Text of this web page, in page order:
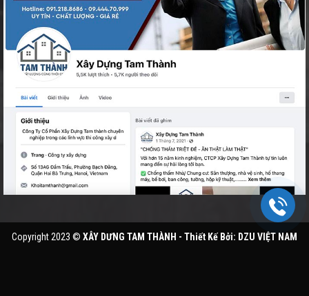
Copyright 2023 © XÂY DƯNG TAM THÀNH - Thiết Kế Bởi: DZU VIỆT NAM